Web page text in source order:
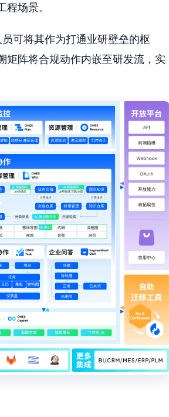
场景。
可将其作为打通业研壁垒的枢
矩阵将合规动作内嵌至研发流，实